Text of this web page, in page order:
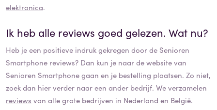
elektronica.
Ik heb alle reviews goed gelezen. Wat nu?
Heb je een positieve indruk gekregen door de Senioren
Smartphone reviews? Dan kun je naar de website van
Senioren Smartphonegaan en je bestelling plaatsen. Zo niet,
zoek dan hier verder naar een ander bedrijf. We verzamelen
reviews van alle grote bedrijven in Nederland en België.